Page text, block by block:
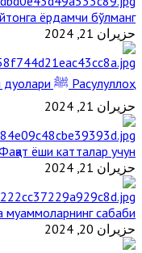
ёрдамчи бўлманг!
حزيران 21, 2024
Расулуллоҳ ﷺ уйқудан турганларида ўқиган дуолари
حزيران 21, 2024
ёши катталар учун
حزيران 21, 2024
муаммоларнинг сабаби
حزيران 20, 2024